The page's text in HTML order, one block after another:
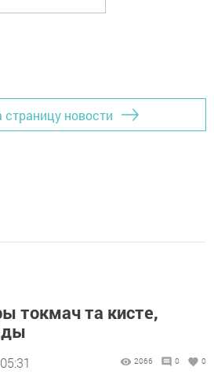
страницу новости
токмач та кисте,
2066 0 0